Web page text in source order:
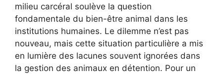
milieu carcéral soulève la question
fondamentale du bien-être animal dans les
institutions humaines. Le dilemme n’est pas
nouveau, mais cette situation particulière a mis
en lumière des lacunes souvent ignorées dans
la gestion des animaux en détention. Pour un